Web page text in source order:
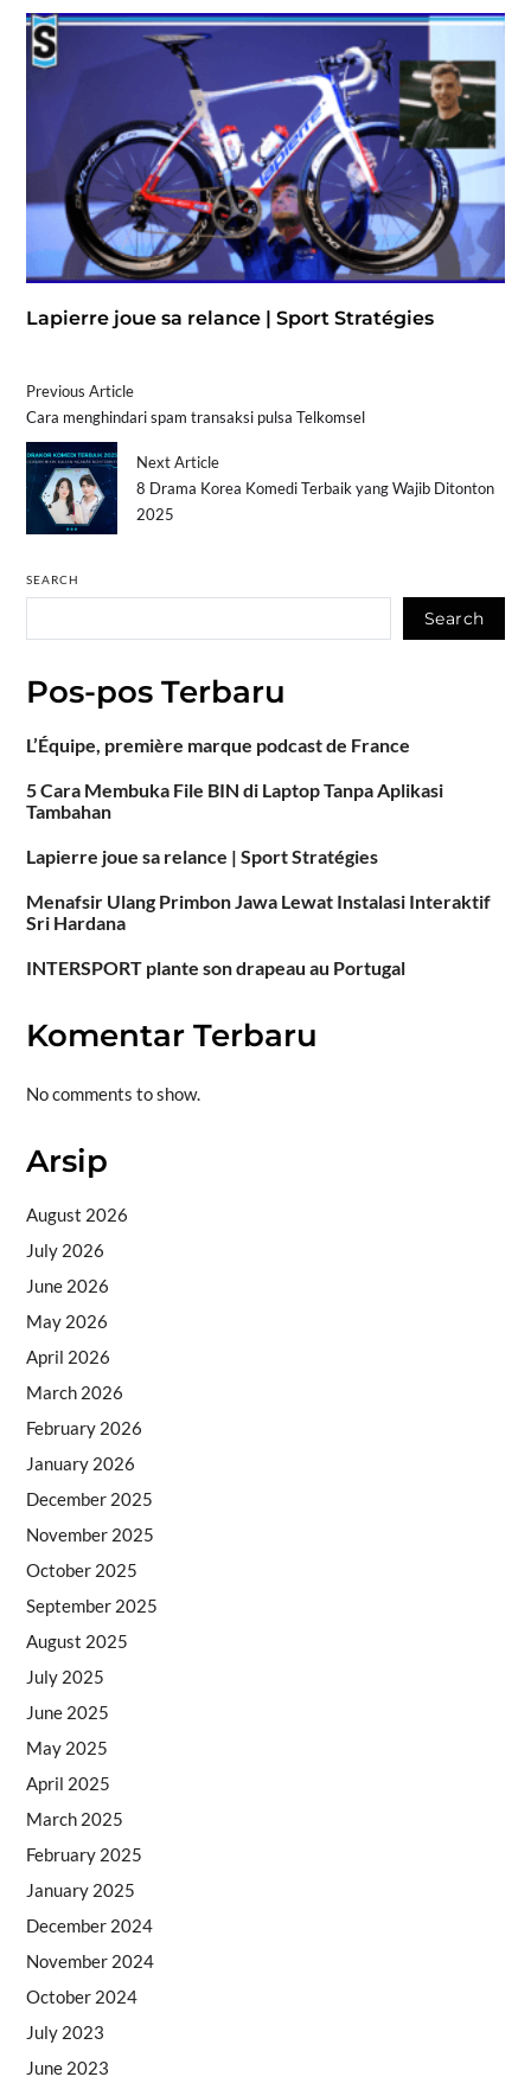
Lapierre joue sa relance | Sport Stratégies
Previous Article
Cara menghindari spam transaksi pulsa Telkomsel
Next Article
8 Drama Korea Komedi Terbaik yang Wajib Ditonton
2025
SEARCH
Search
Pos-pos Terbaru
L’Équipe, première marque podcast de France
5 Cara Membuka File BIN di Laptop Tanpa Aplikasi
Tambahan
Lapierre joue sa relance | Sport Stratégies
Menafsir Ulang Primbon Jawa Lewat Instalasi Interaktif
Sri Hardana
INTERSPORT plante son drapeau au Portugal
Komentar Terbaru
No comments to show.
Arsip
August 2026
July 2026
June 2026
May 2026
April 2026
March 2026
February 2026
January 2026
December 2025
November 2025
October 2025
September 2025
August 2025
July 2025
June 2025
May 2025
April 2025
March 2025
February 2025
January 2025
December 2024
November 2024
October 2024
July 2023
June 2023